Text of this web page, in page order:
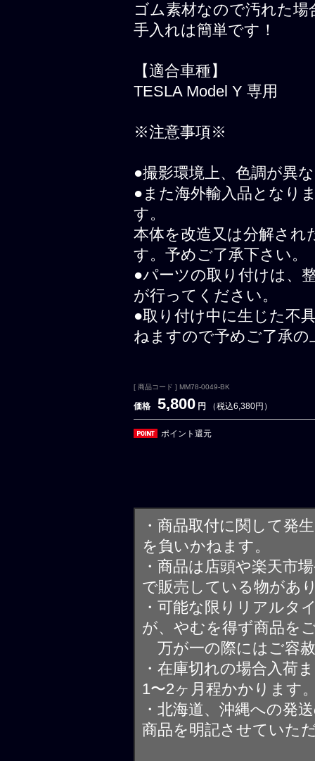
ゴム素材なので汚れた
手入れは簡単です！
【適合車種】
TESLA Model Y 専用
※注意事項※
●撮影環境上、色調が異
●また海外輸入品となり
す。
本体を改造又は分解され
す。予めご了承下さい。
●パーツの取り付けは、
が行ってください。
●取り付け中に生じた不
ねますので予めご了承
[ 商品コード ] MM78-0049-BK
価格 5,800 円 （税込6,380円）
ポイント還元
・商品取付に関して発
を負いかねます。
・商品は店頭や楽天市
で販売している物があ
・可能な限りリアルタ
が、やむを得ず商品を
万が一の際にはご容
・在庫切れの場合入荷
1〜2ヶ月程かかります
・北海道、沖縄への発
商品を明記させていた